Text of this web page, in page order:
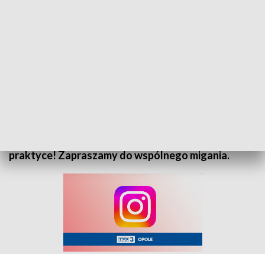
praktyce! Zapraszamy do wspólnego migania.